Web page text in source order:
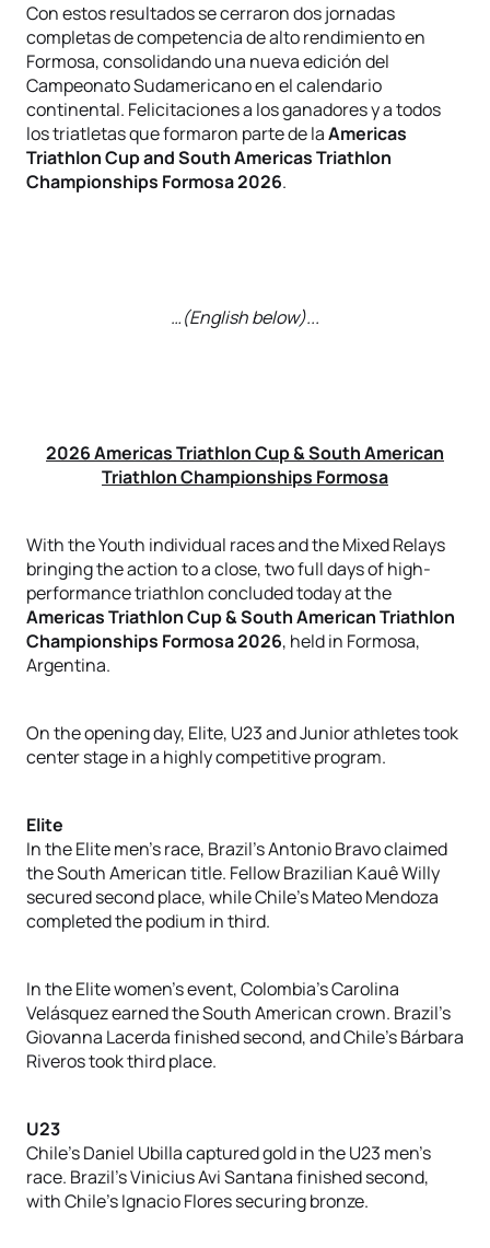
Con estos resultados se cerraron dos jornadas
completas de competencia de alto rendimiento en
Formosa, consolidando una nueva edición del
Campeonato Sudamericano en el calendario
continental. Felicitaciones a los ganadores y a todos
los triatletas que formaron parte de laAmericas
Triathlon Cup and South Americas Triathlon
Championships Formosa 2026.
…(English below)...
2026 Americas Triathlon Cup & South American
Triathlon Championships Formosa
With the Youth individual races and the Mixed Relays
bringing the action to a close, two full days of high-
performance triathlon concluded today at the
Americas Triathlon Cup & South American Triathlon
Championships Formosa 2026, held in Formosa,
Argentina.
On the opening day, Elite, U23 and Junior athletes took
center stage in a highly competitive program.
Elite
In the Elite men’s race, Brazil’s Antonio Bravo claimed
the South American title. Fellow Brazilian Kauê Willy
secured second place, while Chile’s Mateo Mendoza
completed the podium in third.
In the Elite women’s event, Colombia’s Carolina
Velásquez earned the South American crown. Brazil’s
Giovanna Lacerda finished second, and Chile’s Bárbara
Riveros took third place.
U23
Chile’s Daniel Ubilla captured gold in the U23 men’s
race. Brazil’s Vinicius Avi Santana finished second,
with Chile’s Ignacio Flores securing bronze.